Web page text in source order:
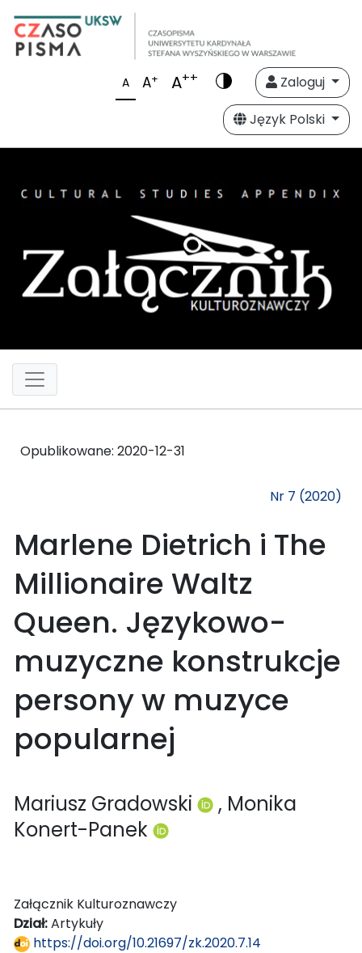
A A+ A++
Zaloguj
Język Polski
Opublikowane: 2020-12-31
Nr 7 (2020)
Marlene Dietrich i The
Millionaire Waltz
Queen. Językowo-
muzyczne konstrukcje
persony w muzyce
popularnej
Mariusz Gradowski
, Monika
Konert-Panek
Załącznik Kulturoznawczy
Dział:Artykuły
https://doi.org/10.21697/zk.2020.7.14